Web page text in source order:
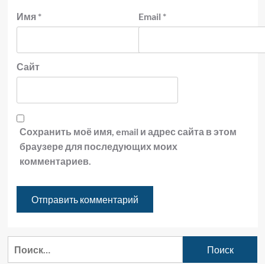
Имя * Email *
Сайт
Сохранить моё имя, email и адрес сайта в этом
браузере для последующих моих
комментариев.